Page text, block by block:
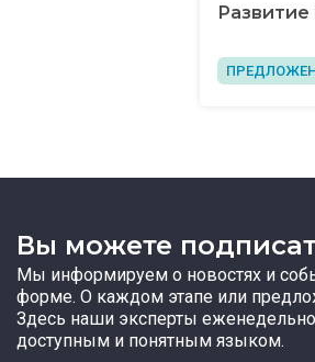
Развитие
Вы можете
Мы информируем о новостях и
форме. О каждом этапе или
Здесь наши эксперты
доступным и понятным языком.